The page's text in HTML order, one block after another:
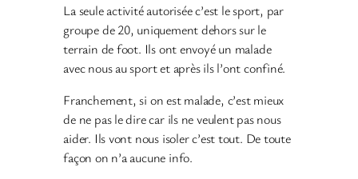
La seule activité autorisée c’est le sport, par
groupe de 20, uniquement dehors sur le
terrain de foot. Ils ont envoyé un malade
avec nous au sport et après ils l’ont confiné.
Franchement, si on est malade, c’est mieux
de ne pas le dire car ils ne veulent pas nous
aider. Ils vont nous isoler c’est tout. De toute
façon on n’a aucune info.